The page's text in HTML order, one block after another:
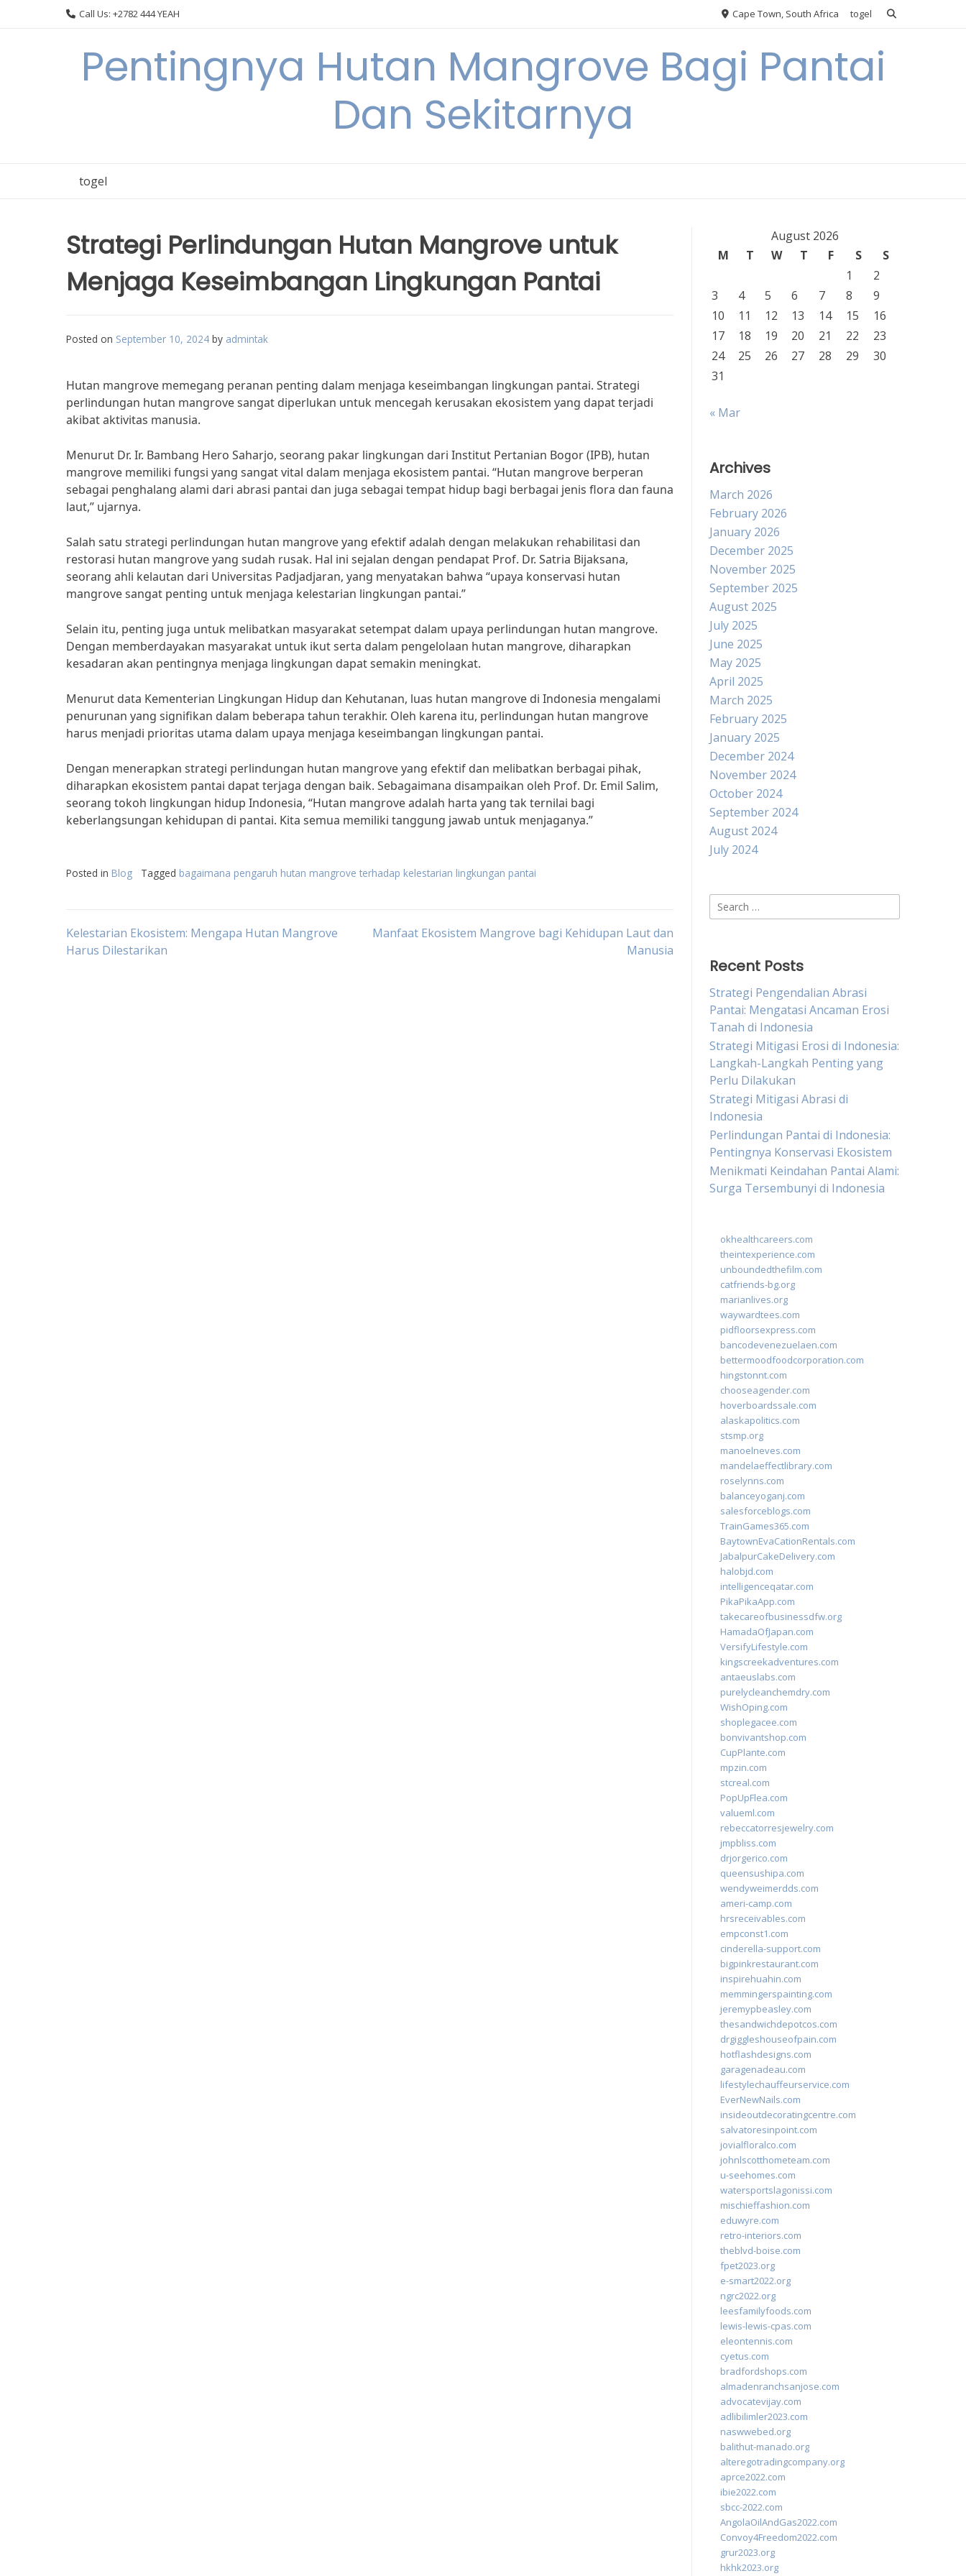
Call Us: +2782 444 YEAH Cape Town, South Africa togel
Pentingnya Hutan Mangrove Bagi Pantai
Dan Sekitarnya
togel
Strategi Perlindungan Hutan Mangrove untuk
Menjaga Keseimbangan Lingkungan Pantai
Posted on September 10, 2024 by admintak
Hutan mangrove memegang peranan penting dalam menjaga keseimbangan lingkungan pantai. Strategi
perlindungan hutan mangrove sangat diperlukan untuk mencegah kerusakan ekosistem yang dapat terjadi
akibat aktivitas manusia.
Menurut Dr. Ir. Bambang Hero Saharjo, seorang pakar lingkungan dari Institut Pertanian Bogor (IPB), hutan
mangrove memiliki fungsi yang sangat vital dalam menjaga ekosistem pantai. “Hutan mangrove berperan
sebagai penghalang alami dari abrasi pantai dan juga sebagai tempat hidup bagi berbagai jenis flora dan fauna
laut,” ujarnya.
Salah satu strategi perlindungan hutan mangrove yang efektif adalah dengan melakukan rehabilitasi dan
restorasi hutan mangrove yang sudah rusak. Hal ini sejalan dengan pendapat Prof. Dr. Satria Bijaksana,
seorang ahli kelautan dari Universitas Padjadjaran, yang menyatakan bahwa “upaya konservasi hutan
mangrove sangat penting untuk menjaga kelestarian lingkungan pantai.”
Selain itu, penting juga untuk melibatkan masyarakat setempat dalam upaya perlindungan hutan mangrove.
Dengan memberdayakan masyarakat untuk ikut serta dalam pengelolaan hutan mangrove, diharapkan
kesadaran akan pentingnya menjaga lingkungan dapat semakin meningkat.
Menurut data Kementerian Lingkungan Hidup dan Kehutanan, luas hutan mangrove di Indonesia mengalami
penurunan yang signifikan dalam beberapa tahun terakhir. Oleh karena itu, perlindungan hutan mangrove
harus menjadi prioritas utama dalam upaya menjaga keseimbangan lingkungan pantai.
Dengan menerapkan strategi perlindungan hutan mangrove yang efektif dan melibatkan berbagai pihak,
diharapkan ekosistem pantai dapat terjaga dengan baik. Sebagaimana disampaikan oleh Prof. Dr. Emil Salim,
seorang tokoh lingkungan hidup Indonesia, “Hutan mangrove adalah harta yang tak ternilai bagi
keberlangsungan kehidupan di pantai. Kita semua memiliki tanggung jawab untuk menjaganya.”
Posted in Blog Tagged bagaimana pengaruh hutan mangrove terhadap kelestarian lingkungan pantai
Post
Kelestarian Ekosistem: Mengapa Hutan Mangrove
Harus Dilestarikan
Manfaat Ekosistem Mangrove bagi Kehidupan Laut dan
Manusia
August 2026
M
T W T F S
S
1
2
3
4 5 6 7 8
9
10
11 12 13 14 15
16
17
18 19 20 21 22
23
24
25 26 27 28 29
30
31
« Mar
Archives
March 2026
February 2026
January 2026
December 2025
November 2025
September 2025
August 2025
July 2025
June 2025
May 2025
April 2025
March 2025
February 2025
January 2025
December 2024
November 2024
October 2024
September 2024
August 2024
July 2024
Search
for:
Recent Posts
Strategi Pengendalian Abrasi
Pantai: Mengatasi Ancaman Erosi
Tanah di Indonesia
Strategi Mitigasi Erosi di Indonesia:
Langkah-Langkah Penting yang
Perlu Dilakukan
Strategi Mitigasi Abrasi di
Indonesia
Perlindungan Pantai di Indonesia:
Pentingnya Konservasi Ekosistem
Menikmati Keindahan Pantai Alami:
Surga Tersembunyi di Indonesia
okhealthcareers.com
theintexperience.com
unboundedthefilm.com
catfriends-bg.org
marianlives.org
waywardtees.com
pidfloorsexpress.com
bancodevenezuelaen.com
bettermoodfoodcorporation.com
hingstonnt.com
chooseagender.com
hoverboardssale.com
alaskapolitics.com
stsmp.org
manoelneves.com
mandelaeffectlibrary.com
roselynns.com
balanceyoganj.com
salesforceblogs.com
TrainGames365.com
BaytownEvaCationRentals.com
JabalpurCakeDelivery.com
halobjd.com
intelligenceqatar.com
PikaPikaApp.com
takecareofbusinessdfw.org
HamadaOfJapan.com
VersifyLifestyle.com
kingscreekadventures.com
antaeuslabs.com
purelycleanchemdry.com
WishOping.com
shoplegacee.com
bonvivantshop.com
CupPlante.com
mpzin.com
stcreal.com
PopUpFlea.com
valueml.com
rebeccatorresjewelry.com
jmpbliss.com
drjorgerico.com
queensushipa.com
wendyweimerdds.com
ameri-camp.com
hrsreceivables.com
empconst1.com
cinderella-support.com
bigpinkrestaurant.com
inspirehuahin.com
memmingerspainting.com
jeremypbeasley.com
thesandwichdepotcos.com
drgiggleshouseofpain.com
hotflashdesigns.com
garagenadeau.com
lifestylechauffeurservice.com
EverNewNails.com
insideoutdecoratingcentre.com
salvatoresinpoint.com
jovialfloralco.com
johnlscotthometeam.com
u-seehomes.com
watersportslagonissi.com
mischieffashion.com
eduwyre.com
retro-interiors.com
theblvd-boise.com
fpet2023.org
e-smart2022.org
ngrc2022.org
leesfamilyfoods.com
lewis-lewis-cpas.com
eleontennis.com
cyetus.com
bradfordshops.com
almadenranchsanjose.com
advocatevijay.com
adlibilimler2023.com
naswwebed.org
balithut-manado.org
alteregotradingcompany.org
aprce2022.com
ibie2022.com
sbcc-2022.com
AngolaOilAndGas2022.com
Convoy4Freedom2022.com
grur2023.org
hkhk2023.org